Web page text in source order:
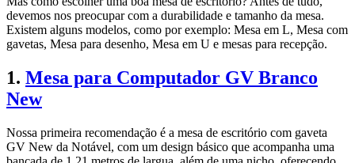
devemos nos preocupar com a durabilidade e tamanho da mesa.
Existem alguns modelos, como por exemplo: Mesa em L, Mesa com
gavetas, Mesa para desenho, Mesa em U e mesas para recepção.
1. Mesa para Computador GV Branco
New
Nossa primeira recomendação é a mesa de escritório com gaveta
GV New da Notável, com um design básico que acompanha uma